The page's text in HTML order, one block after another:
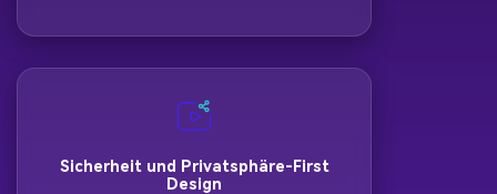
Sicherheit und Privatsphäre-First
Design